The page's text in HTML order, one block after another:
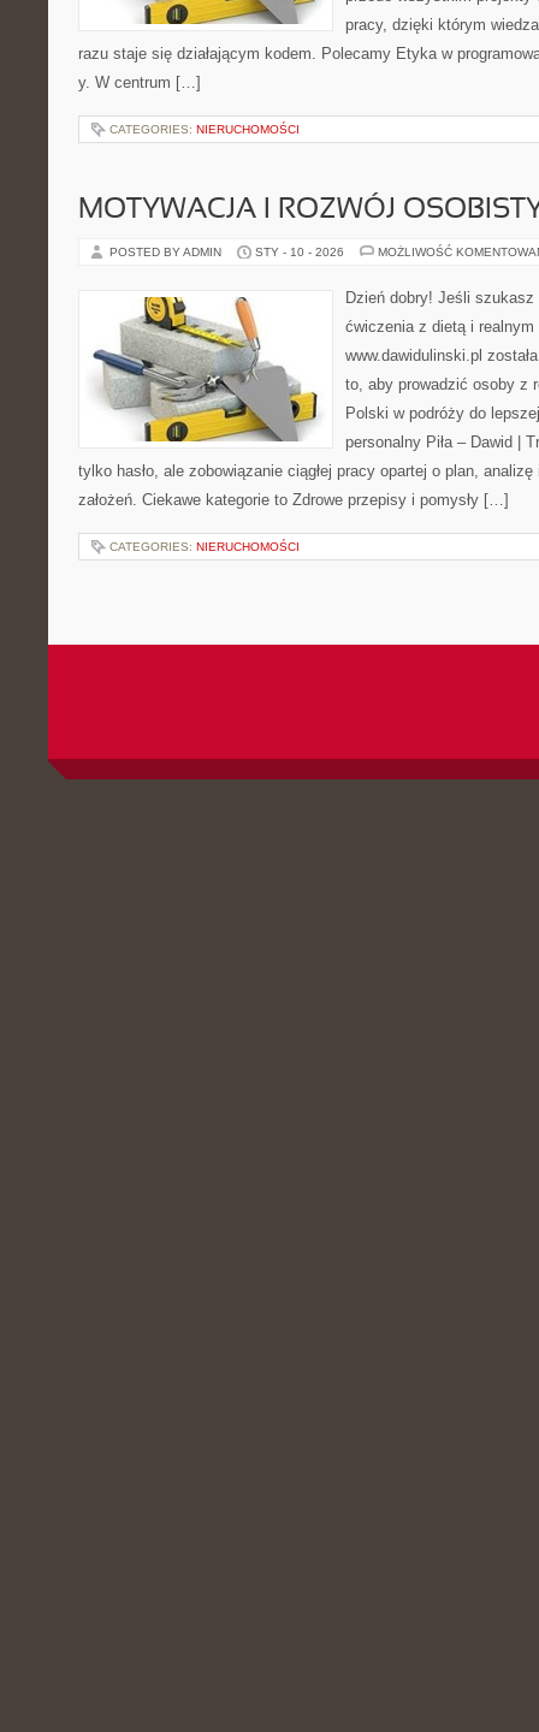
pracy, dzięki którym
razu staje się działającym kodem. Polecamy Etyka w
y. W centrum […]
CATEGORIES: NIERUCHOMOŚCI
MOTYWACJA I ROZWÓJ
POSTED BY ADMIN STY - 10 - 2026 MOŻLIWOŚĆ
Dzień dobry! Jeśli
ćwiczenia z dietą i
www.dawidulinski.pl
to, aby prowadzić osoby z
Polski w podróży do
personalny Piła – Dawid |
tylko hasło, ale zobowiązanie ciągłej pracy opartej o plan,
założeń. Ciekawe kategorie to Zdrowe przepisy i pomysły […]
CATEGORIES: NIERUCHOMOŚCI